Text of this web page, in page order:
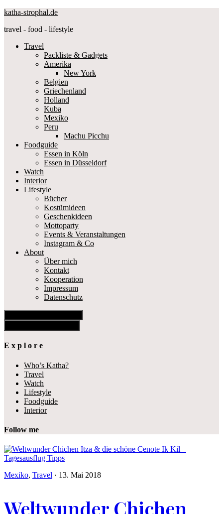
katha-strophal.de
travel - food - lifestyle
Travel
Packliste & Gadgets
Amerika
New York
Belgien
Griechenland
Holland
Kuba
Mexiko
Peru
Machu Picchu
Foodguide
Essen in Köln
Essen in Düsseldorf
Watch
Interior
Lifestyle
Bücher
Kostümideen
Geschenkideen
Mottoparty
Events & Veranstaltungen
Instagram & Co
About
Über mich
Kontakt
Kooperation
Impressum
Datenschutz
E x p l o r e
Who’s Katha?
Travel
Watch
Lifestyle
Foodguide
Interior
Follow me
Mexiko, Travel · 13. Mai 2018
Weltwunder Chichen